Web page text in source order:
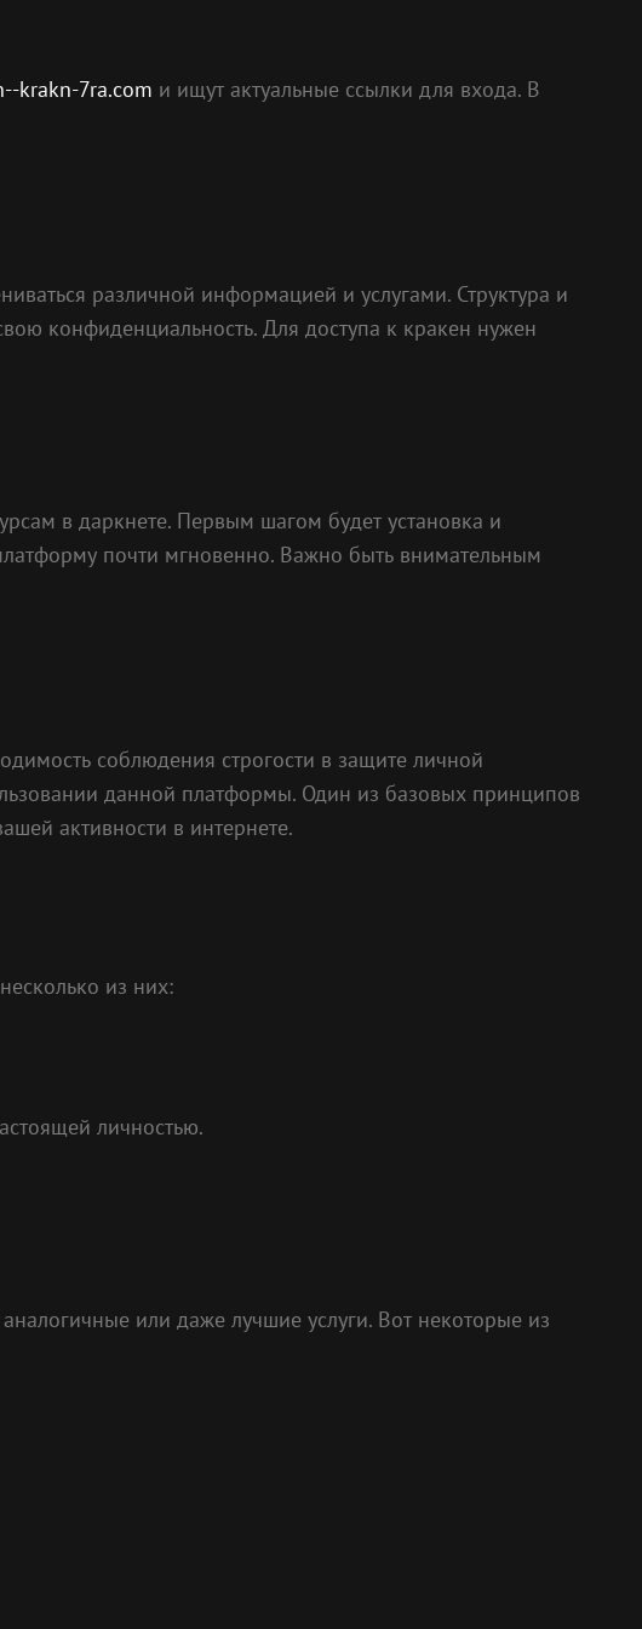
krakn-7ra.com и ищут актуальные ссылки для входа. В
различной информацией и услугами. Структура и
конфиденциальность. Для доступа к кракен нужен
в даркнете. Первым шагом будет установка и
почти мгновенно. Важно быть внимательным
соблюдения строгости в защите личной
данной платформы. Один из базовых принципов
активности в интернете.
из них:
личностью.
или даже лучшие услуги. Вот некоторые из